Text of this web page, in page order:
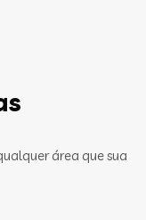
área que sua